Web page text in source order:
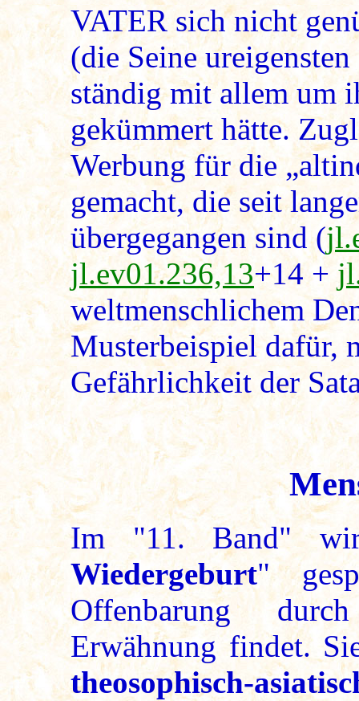
VATER sich nicht
(die Seine
ständig mit allem um
gekümmert hätte.
Werbung für die
gemacht, die seit
übergegangen sind (
jl.ev01.236,13+14 +
weltmenschlichem
Musterbeispiel dafür,
Gefährlichkeit der
Im "11. Band"
Wiedergeburt"
Offenbarung
Erwähnung findet.
theosophisch-